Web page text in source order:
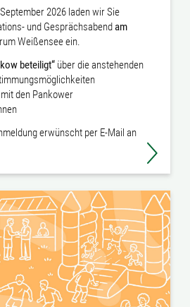
2026 laden wir Sie
und Gesprächsabendam
Weißensee ein.
beteiligt“ über die anstehenden
den Pankower
erwünscht per E-Mail an